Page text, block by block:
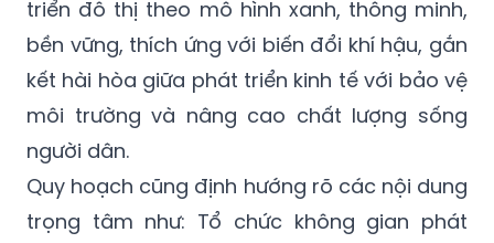
thế đặc thù của Quảng Ninh là đô thị biển -
biên giới - di sản. Đồng thời, hướng tới phát
triển đô thị theo mô hình xanh, thông minh,
bền vững, thích ứng với biến đổi khí hậu, gắn
kết hài hòa giữa phát triển kinh tế với bảo vệ
môi trường và nâng cao chất lượng sống
người dân.